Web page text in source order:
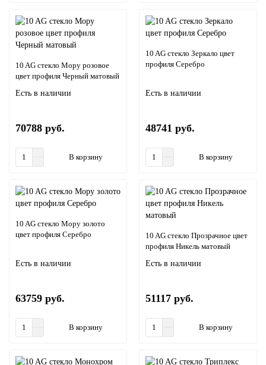
10 AG стекло Мору розовое
цвет профиля Черный матовый
Есть в наличии
70788 руб.
В корзину
10 AG стекло Зеркало цвет
профиля Серебро
Есть в наличии
48741 руб.
В корзину
10 AG стекло Мору золото
цвет профиля Серебро
Есть в наличии
63759 руб.
В корзину
10 AG стекло Прозрачное цвет
профиля Никель матовый
Есть в наличии
51117 руб.
В корзину